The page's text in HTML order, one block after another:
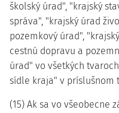
školský úrad", "krajský
správa", "krajský úrad
pozemkový úrad",
cestnú dopravu a
úrad" vo všetkých
sídle kraja" v príslušnom
(15) Ak sa vo všeobecne